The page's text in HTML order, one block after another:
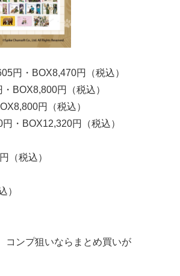
円・BOX8,470円（税込）
BOX8,800円（税込）
円（税込）
・BOX12,320円（税込）
（税込）
）
コンプ狙いならまとめ買いが